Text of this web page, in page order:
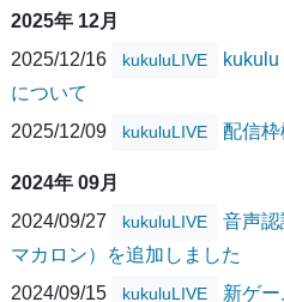
2025年 12月
2025/12/16
kukuluLIVE
kukulu
について
2025/12/09
kukuluLIVE 配信
2024年 09月
2024/09/27
kukuluLIVE
音声
マカロン）を追加しました
2024/09/15
kukuluLIVE
新ゲー